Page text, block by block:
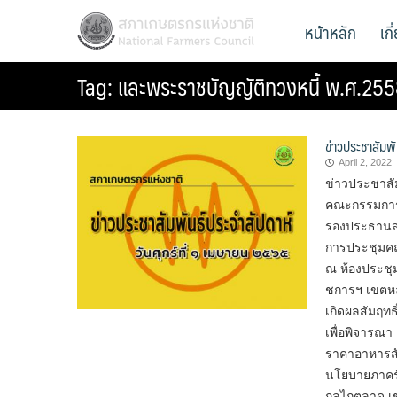
สภาเกษตรกรแห่งชาติ
National Farmers Council หน้าหลัก เ
Tag:และพระราชบัญญัติทวงหนี้ พ.ศ
ข่าวประชาสัม
April 2, 2022
ข่าวประชาสั
คณะกรรมก
รองประธาน
การประชุมค
ณ ห้องประชุ
ชการฯ เขต
เกิดผลสัมฤท
เพื่อพิจารณ
ราคาอาหา
นโยบายภาค